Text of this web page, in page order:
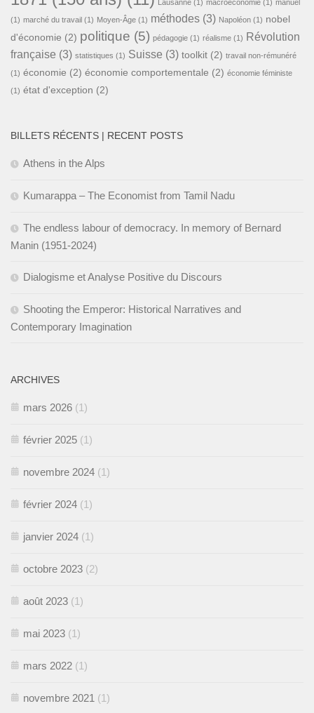
Lausanne (1) macroéconomie (1) manuel
(1) marché du travail (1) Moyen-Âge (1) méthodes (3) Napoléon (1) nobel
d'économie (2) politique (5) pédagogie (1) réalisme (1)
Révolution
française (3) statistiques (1) Suisse (3) toolkit (2) travail non-rémunéré
(1) économie (2) économie comportementale (2) économie féministe
(1) état d'exception (2)
BILLETS RÉCENTS | RECENT POSTS
Athens in the Alps
Kumarappa – The Economist from Tamil Nadu
The endless labour of democracy. In memory of Bernard
Manin (1951-2024)
Dialogisme et Analyse Positive du Discours
Shooting the Emperor: Historical Narratives and
Contemporary Imagination
ARCHIVES
mars 2026 (1)
février 2025 (1)
novembre 2024 (1)
février 2024 (1)
janvier 2024 (1)
octobre 2023 (2)
août 2023 (1)
mai 2023 (1)
mars 2022 (1)
novembre 2021 (1)